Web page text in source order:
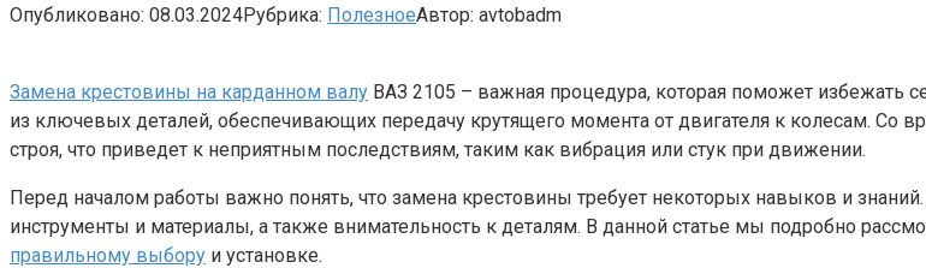
Опубликовано: 08.03.2024Рубрика: ПолезноеАвтор: avtobadm
Замена крестовины на карданном валу ВАЗ 2105 – важная процедура, которая поможет избежать
из ключевых деталей, обеспечивающих передачу крутящего момента от двигателя к колесам. Со
строя, что приведет к неприятным последствиям, таким как вибрация или стук при движении.
Перед началом работы важно понять, что замена крестовины требует некоторых навыков и
инструменты и материалы, а также внимательность к деталям. В данной статье мы подробно
правильному выбору и установке.